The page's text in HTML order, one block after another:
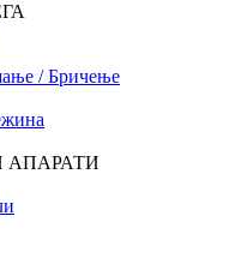
/ Бричење
АПАРАТИ